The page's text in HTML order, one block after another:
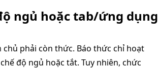
ngủ hoặc tab/ứng dụng
phải còn thức. Báo thức chỉ hoạt
độ ngủ hoặc tắt. Tuy nhiên, chức